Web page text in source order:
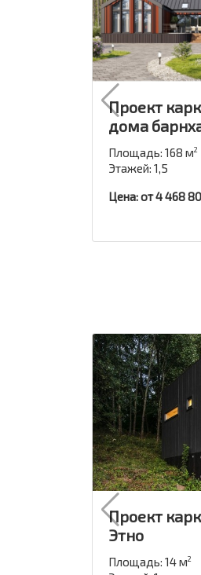
Проект
дома
Площадь: 168 м2
Этажей: 1,5
Цена: от 4 468
Проект
Этно
Площадь: 14 м2